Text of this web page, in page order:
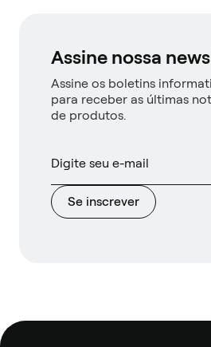
Assine nossa
Assine os boletins
para receber as últimas
de produtos.
Se inscrever
Rodapé